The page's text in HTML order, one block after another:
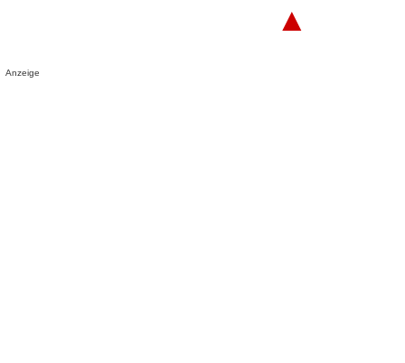
▲
Anzeige